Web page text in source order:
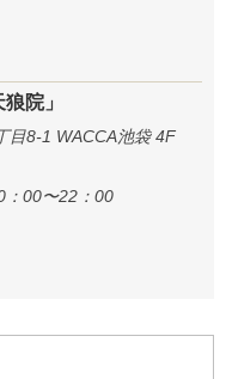
院」
8-1 WACCA池袋 4F
00〜22：00